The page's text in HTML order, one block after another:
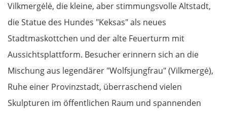
Vilkmergėlė, die kleine, aber stimmungsvolle Altstadt,
die Statue des Hundes "Keksas" als neues
Stadtmaskottchen und der alte Feuerturm mit
Aussichtsplattform. Besucher erinnern sich an die
Mischung aus legendärer "Wolfsjungfrau" (Vilkmergė),
Ruhe einer Provinzstadt, überraschend vielen
Skulpturen im öffentlichen Raum und spannenden